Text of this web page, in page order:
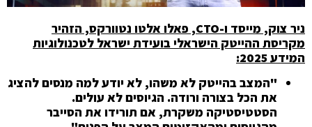
ניר צוק, מייסד ו-CTO, פאלו אלטו נטוורקס, הזהיר
מקריסת ההייטק הישראלי בועידת ישראל לטכנולוגיות
המידע 2025:
"המצב בהייטק לא משהו, לא יודע למה מנסים להציג
את הכל בצורה ורודה. הגיוסים לא עולים.
הסטטיסטיקה משקרת, אם תורידו את הסייבר